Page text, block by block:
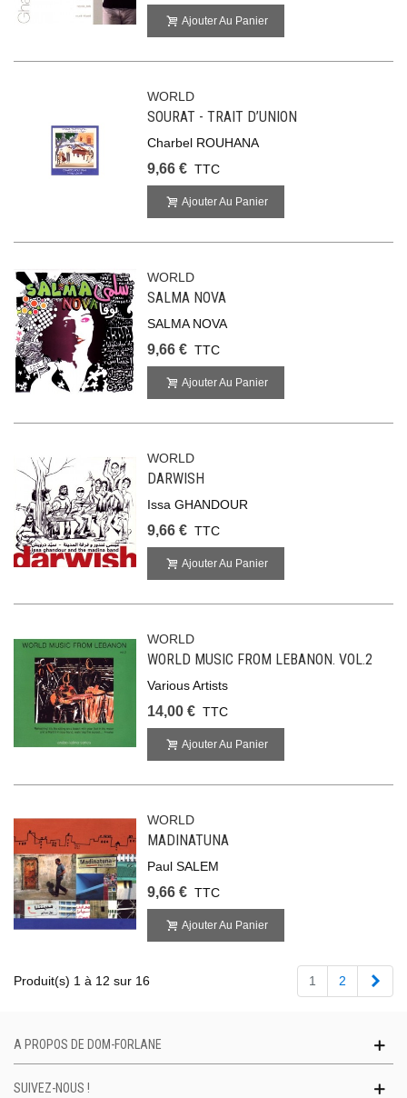
Ajouter Au Panier
WORLD
SOURAT - TRAIT D’UNION
Charbel ROUHANA
9,66 € TTC
Ajouter Au Panier
WORLD
SALMA NOVA
SALMA NOVA
9,66 € TTC
Ajouter Au Panier
WORLD
DARWISH
Issa GHANDOUR
9,66 € TTC
Ajouter Au Panier
WORLD
WORLD MUSIC FROM LEBANON. VOL.2
Various Artists
14,00 € TTC
Ajouter Au Panier
WORLD
MADINATUNA
Paul SALEM
9,66 € TTC
Ajouter Au Panier
Produit(s) 1 à 12 sur 16 1 2
A PROPOS DE DOM-FORLANE
SUIVEZ-NOUS !